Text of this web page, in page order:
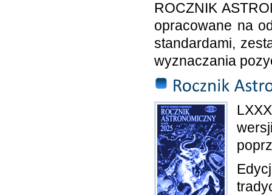
ROCZNIK
opracowane na
standardami,
wyznaczania